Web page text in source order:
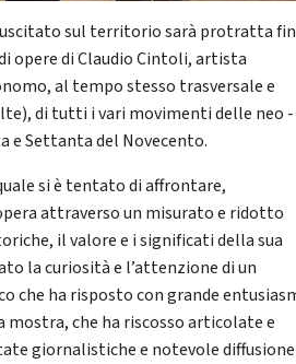
sul territorio sarà protratta
opere di Claudio Cintoli, artista
al tempo stesso trasversale e
di tutti i vari movimenti delle neo -
e Settanta del Novecento.
si è tentato di affrontare,
attraverso un misurato e ridotto
il valore e i significati della sua
la curiosità e l’attenzione di un
che ha risposto con grande
che ha riscosso articolate e
giornalistiche e notevole